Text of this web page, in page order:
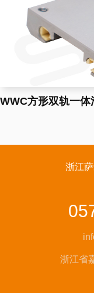
WWC方形双轨一体
浙江
浙江省